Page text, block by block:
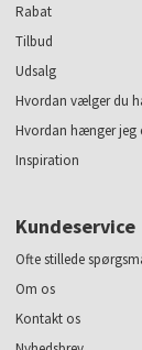
Rabat
Tilbud
Udsalg
Hvordan vælger du
Hvordan hænger jeg
Inspiration
Kundeservice
Ofte stillede
Om os
Kontakt os